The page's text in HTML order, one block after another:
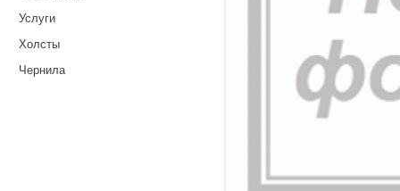
Услуги
Холсты
Чернила